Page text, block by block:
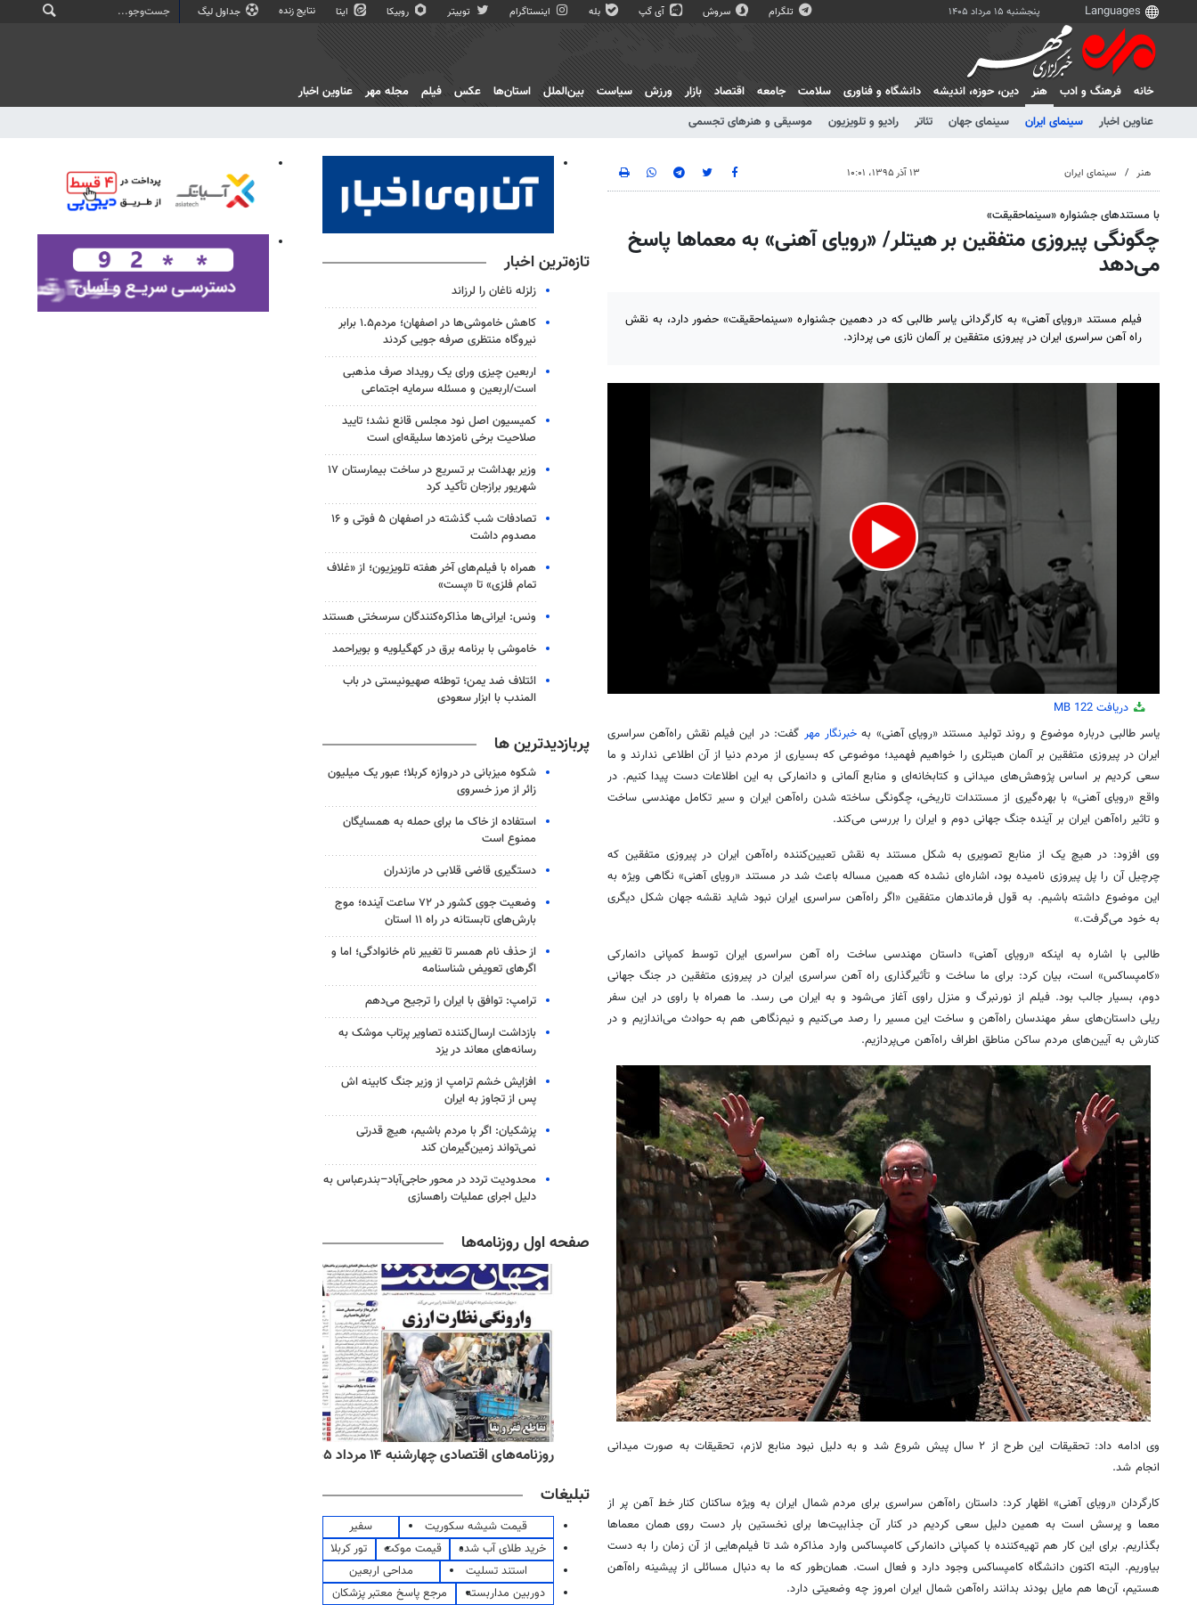
پنجشنبه ۱۵ مرداد ۱۴۰۵ تلگرام سروش آی گپ بله اینستاگرام توییتر روبیکا ایتا نتایج زنده جداول لیگ
خانه فرهنگ و ادب
هنر
عناوین اخبار
سینمای ایران سینمای جهان تئاتر رادیو و تلویزیون موسیقی و هنرهای تجسمی
دين، حوزه، انديشه دانشگاه و فناوری سلامت جامعه اقتصاد بازار ورزش سیاست بین‌الملل استان‌ها عکس فیلم مجله مهر عناوین اخبار
هنر سینمای ایران ۱۳ آذر ۱۳۹۵، ۱۰:۰۱
با مستندهای جشنواره «سینماحقیقت»
چگونگی پیروزی متفقین بر هیتلر/ «رویای آهنی» به معماها پاسخ
می‌دهد
فیلم مستند «رویای آهنی» به کارگردانی یاسر طالبی که در دهمین جشنواره «سینماحقیقت» حضور دارد، به نقش
راه آهن سراسری ایران در پیروزی متفقین بر آلمان نازی می پردازد.
0
of
2
minutes,
9
secondsVolume
90%
دریافت 122 MB
یاسر طالبی درباره موضوع و روند تولید مستند «رویای آهنی» بهخبرنگار مهر گفت: در این فیلم نقش راه‌آهن سراسری
ایران در پیروزی متفقین بر آلمان هیتلری را خواهیم فهمید؛ موضوعی که بسیاری از مردم دنیا از آن اطلاعی ندارند و ما
سعی کردیم بر اساس پژوهش‌های میدانی و کتابخانه‌ای و منابع آلمانی و دانمارکی به این اطلاعات دست پیدا کنیم. در
واقع «رویای آهنی» با بهره‌گیری از مستندات تاریخی، چگونگی ساخته شدن راه‌آهن ایران و سیر تکامل مهندسی ساخت
و تاثیر راه‌آهن ایران بر آینده جنگ جهانی دوم و ایران را بررسی می‌کند.
وی افزود: در هیچ یک از منابع تصویری به شکل مستند به نقش تعیین‌کننده راه‌آهن ایران در پیروزی متفقین که
چرچیل آن را پل پیروزی نامیده بود، اشاره‌ای نشده که همین مساله باعث شد در مستند «رویای آهنی» نگاهی ویژه به
این موضوع داشته باشیم. به قول فرماندهان متفقین «اگر راه‌آهن سراسری ایران نبود شاید نقشه جهان شکل دیگری
به خود می‌گرفت.»
طالبی با اشاره به اینکه «رویای آهنی» داستان مهندسی ساخت راه آهن سراسری ایران توسط کمپانی دانمارکی
«کامپساکس» است، بیان کرد: برای ما ساخت و تأثیرگذاری راه آهن سراسری ایران در پیروزی متفقین در جنگ جهانی
دوم، بسیار جالب بود. فیلم از نورنبرگ و منزل راوی آغاز می‌شود و به ایران می رسد. ما همراه با راوی در این سفر
ریلی داستان‌های سفر مهندسان راه‌آهن و ساخت این مسیر را رصد می‌کنیم و نیم‌نگاهی هم به حوادث می‌اندازیم و در
کنارش به آیین‌های مردم ساکن مناطق اطراف راه‌آهن می‌پردازیم.
وی ادامه داد: تحقیقات این طرح از ۲ سال پیش شروع شد و به دلیل نبود منابع لازم، تحقیقات به صورت میدانی
انجام شد.
کارگردان «رویای آهنی» اظهار کرد: داستان راه‌آهن سراسری برای مردم شمال ایران به ویژه ساکنان کنار خط آهن پر از
معما و پرسش است به همین دلیل سعی کردیم در کنار آن جذابیت‌ها برای نخستین بار دست روی همان معماها
بگذاریم. برای این کار هم تهیه‌کننده با کمپانی دانمارکی کامپساکس وارد مذاکره شد تا فیلم‌هایی از آن زمان را به دست
بیاوریم. البته اکنون دانشگاه کامپساکس وجود دارد و فعال است. همان‌طور که ما به دنبال مسائلی از پیشینه راه‌آهن
هستیم، آن‌ها هم مایل بودند بدانند راه‌آهن شمال ایران امروز چه وضعیتی دارد.
تازه‌ترین اخبار
زلزله ناغان را لرزاند
کاهش خاموشی‌ها در اصفهان؛ مردم۱.۵ برابر
نیروگاه منتظری صرفه جویی کردند
اربعین چیزی ورای یک رویداد صرف مذهبی
است/اربعین و مسئله سرمایه اجتماعی
کمیسیون اصل نود مجلس قانع نشد؛ تایید
صلاحیت برخی نامزدها سلیقه‌ای است
وزیر بهداشت بر تسریع در ساخت بیمارستان ۱۷
شهریور برازجان تأکید کرد
تصادفات شب گذشته در اصفهان ۵ فوتی و ۱۶
مصدوم داشت
همراه با فیلم‌های آخر هفته تلویزیون؛ از «غلاف
تمام فلزی» تا «پست»
ونس: ایرانی‌ها مذاکره‌کنندگان سرسختی هستند
خاموشی با برنامه برق در کهگیلویه و بویراحمد
ائتلاف ضد یمن؛ توطئه صهیونیستی در باب
المندب با ابزار سعودی
پربازدیدترین ها
شکوه میزبانی در دروازه کربلا؛ عبور یک میلیون
زائر از مرز خسروی
استفاده از خاک ما برای حمله به همسایگان
ممنوع است
دستگیری قاضی قلابی در مازندران
وضعیت جوی کشور در ۷۲ ساعت آینده؛ موج
بارش‌های تابستانه در راه ۱۱ استان
از حذف نام همسر تا تغییر نام خانوادگی؛ اما و
اگرهای تعویض شناسنامه
ترامپ: توافق با ایران را ترجیح می‌دهم
بازداشت ارسال‌کننده تصاویر پرتاب موشک به
رسانه‌های معاند در یزد
افزایش خشم ترامپ از وزیر جنگ کابینه اش
پس از تجاوز به ایران
پزشکیان: اگر با مردم باشیم، هیچ قدرتی
نمی‌تواند زمین‌گیرمان کند
محدودیت تردد در محور حاجی‌آباد–بندرعباس به
دلیل اجرای عملیات راهسازی
صفحه اول روزنامه‌ها
روزنامه‌های ورزشی چهارشنبه ۱۴ مرداد ۱۴۰۵ روزنامه‌های صبح چهارشنبه ۱۴ مرداد ۱۴۰۵ روزنامه‌های اقتصادی چهارشنبه ۱۴ مرداد ۱۴۰۵
تبلیغات
قیمت شیشه سکوریت
سفیر
خرید طلای آب شده
قیمت موکت
تور کربلا
استند تسلیت
مداحی اربعین
دوربین مداربسته
مرجع پاسخ معتبر پزشکان